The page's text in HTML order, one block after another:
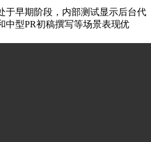
于早期阶段，内部测试显示后台代
中型PR初稿撰写等场景表现优